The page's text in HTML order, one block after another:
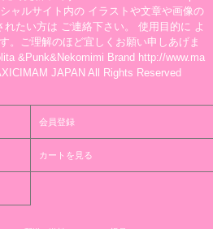
ャルサイト内の イラストや文章や画像の
たい方は ご連絡下さい。 使用目的に よ
。ご理解のほど宜しくお願い申しあげま
&Punk&Nekomimi Brand http://www.ma
JAPAN All Rights Reserved
会員登録
カートを見る